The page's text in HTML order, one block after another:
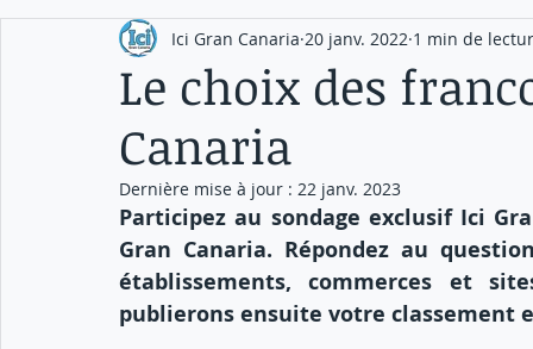
Le choix des
Canaria
Ici Gran Canaria 20 janv. 2022 1 min de
Dernière mise à jour : 22 janv. 2023
Participez au sondage exclusif Ici
Gran Canaria. Répondez au
établissements, commerces et
publierons ensuite votre classement